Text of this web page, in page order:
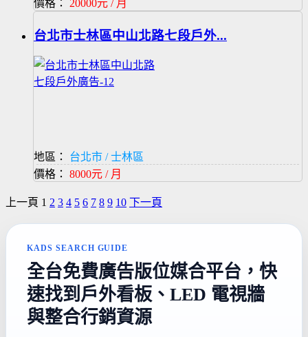
價格： 20000元 / 月
台北市士林區中山北路七段戶外...
地區：
台北市 / 士林區
價格： 8000元 / 月
上一頁 1 2 3 4 5 6 7 8 9 10 下一頁
KADS SEARCH GUIDE
全台免費廣告版位媒合平台，快
速找到戶外看板、LED 電視牆
與整合行銷資源